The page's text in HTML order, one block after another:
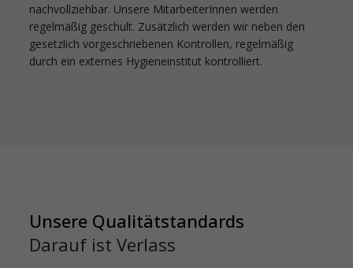
nachvollziehbar. Unsere MitarbeiterInnen werden
regelmäßig geschult. Zusätzlich werden wir neben den
gesetzlich vorgeschriebenen Kontrollen, regelmäßig
durch ein externes Hygieneinstitut kontrolliert.
Unsere Qualitätstandards
Darauf ist Verlass